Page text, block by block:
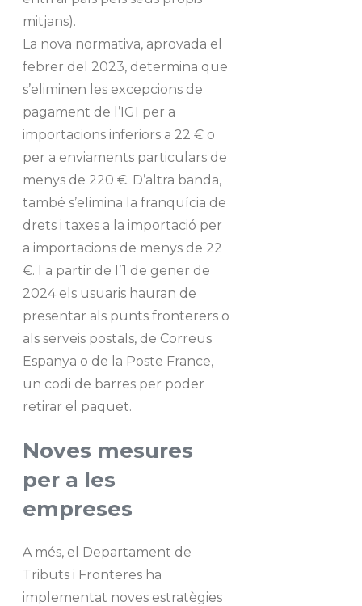
mitjans).
La nova normativa, aprovada el
febrer del 2023, determina que
s’eliminen les excepcions de
pagament de l’IGI per a
importacions inferiors a 22 € o
per a enviaments particulars de
menys de 220 €. D’altra banda,
també s’elimina la franquícia de
drets i taxes a la importació per
a importacions de menys de 22
€. I a partir de l’1 de gener de
2024 els usuaris hauran de
presentar als punts fronterers o
als serveis postals, de Correus
Espanya o de la Poste France,
un codi de barres per poder
retirar el paquet.
Noves mesures
per a les
empreses
A més, el Departament de
Tributs i Fronteres ha
implementat noves estratègies